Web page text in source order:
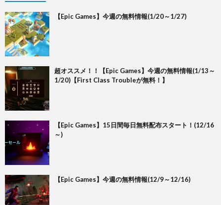
【Epic Games】今週の無料情報(1/20～1/27)
超オススメ！！【Epic Games】今週の無料情報(1/13～
1/20)【First Class Troubleが無料！】
【Epic Games】15日間毎日無料配布スタート！(12/16
～)
【Epic Games】今週の無料情報(12/9～12/16)